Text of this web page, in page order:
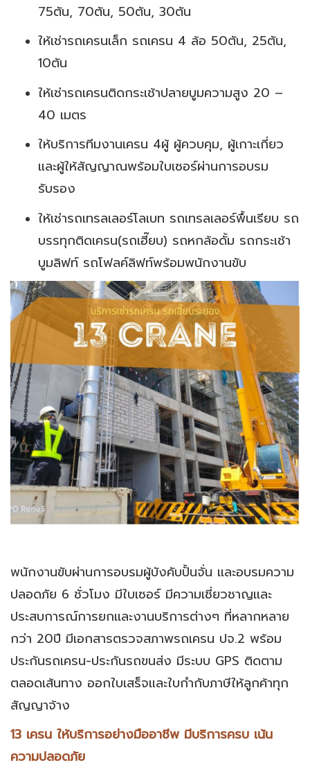
75ตัน, 70ตัน, 50ตัน, 30ตัน
ให้เช่ารถเครนเล็ก รถเครน 4 ล้อ 50ตัน, 25ตัน,
10ตัน
ให้เช่ารถเครนติดกระเช้าปลายบูมความสูง 20 –
40 เมตร
ให้บริการทีมงานเครน 4ผู้ ผู้ควบคุม, ผู้เกาะเกี่ยว
และผู้ให้สัญญาณพร้อมใบเซอร์ผ่านการอบรม
รับรอง
ให้เช่ารถเทรลเลอร์โลเบท รถเทรลเลอร์พื้นเรียบ รถ
บรรทุกติดเครน(รถเฮี๊ยบ) รถหกล้อดั้ม รถกระเช้า
บูมลิฟท์ รถโฟลค์ลิฟท์พร้อมพนักงานขับ
พนักงานขับผ่านการอบรมผู้บังคับปั้นจั่น เเละอบรมความ
ปลอดภัย 6 ชั่วโมง มีใบเซอร์ มีความเชี่ยวชาญเเละ
ประสบการณ์การยกเเละงานบริการต่างๆ ที่หลากหลาย
กว่า 20ปี มีเอกสารตรวจสภาพรถเครน ปจ.2 พร้อม
ประกันรถเครน-ประกันรถขนส่ง มีระบบ GPS ติดตาม
ตลอดเส้นทาง ออกใบเสร็จและใบกำกับภาษีให้ลูกค้าทุก
สัญญาจ้าง
13 เครน ให้บริการอย่างมืออาชีพ มีบริการครบ เน้น
ความปลอดภัย